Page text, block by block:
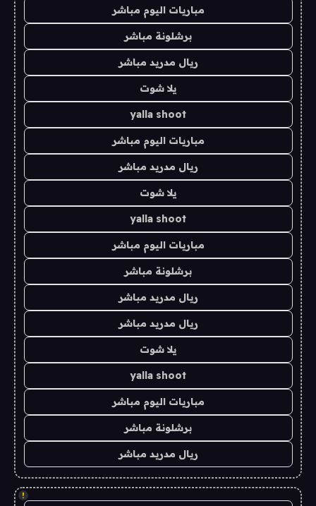
مباريات اليوم مباشر
برشلونة مباشر
ريال مدريد مباشر
يلا شوت
yalla shoot
مباريات اليوم مباشر
ريال مدريد مباشر
يلا شوت
yalla shoot
مباريات اليوم مباشر
برشلونة مباشر
ريال مدريد مباشر
ريال مدريد مباشر
يلا شوت
yalla shoot
مباريات اليوم مباشر
برشلونة مباشر
ريال مدريد مباشر
!